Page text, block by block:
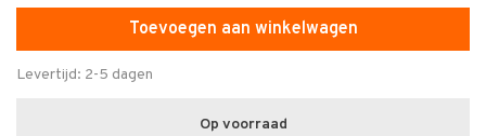
Toevoegen aan winkelwagen
Levertijd: 2-5 dagen
Op voorraad